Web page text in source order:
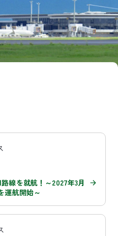
線を就航！～2027年3月
運航開始～